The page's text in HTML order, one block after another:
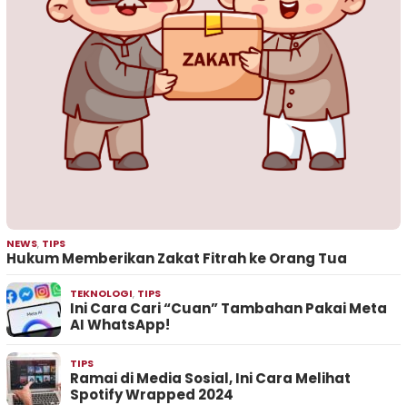
NEWS, TIPS
Hukum Memberikan Zakat Fitrah ke Orang Tua
TEKNOLOGI, TIPS
Ini Cara Cari “Cuan” Tambahan Pakai Meta
AI WhatsApp!
TIPS
Ramai di Media Sosial, Ini Cara Melihat
Spotify Wrapped 2024